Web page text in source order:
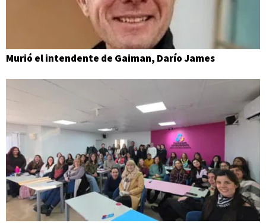
Murió el intendente de Gaiman, Darío James